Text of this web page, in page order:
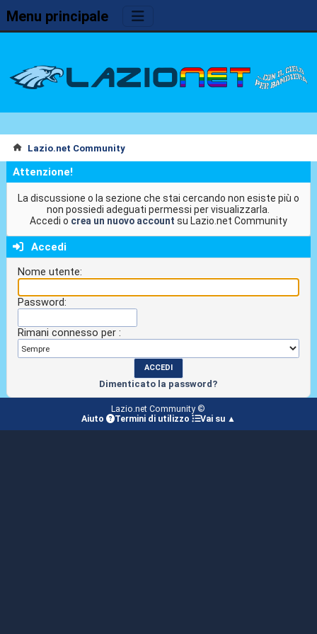
Menu principale
Lazio.net Community
Attenzione!
La discussione o la sezione che stai cercando non esiste più o
non possiedi adeguati permessi per visualizzarla.
Accedi o crea un nuovo account su Lazio.net Community
Accedi
Nome utente:
Password:
Rimani connesso per :
Dimenticato la password?
Lazio.net Community ©
Aiuto
Termini di utilizzo Vai su ▲